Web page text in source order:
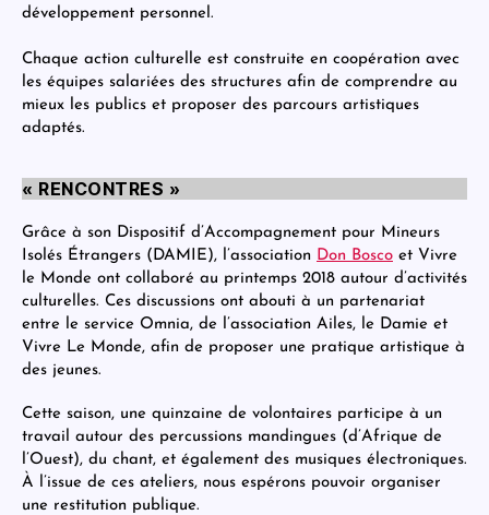
développement personnel.
Chaque action culturelle est construite en coopération avec
les équipes salariées des structures afin de comprendre au
mieux les publics et proposer des parcours artistiques
adaptés.
« RENCONTRES »
Grâce à son Dispositif d’Accompagnement pour Mineurs
Isolés Étrangers (DAMIE), l’association Don Bosco et Vivre
le Monde ont collaboré au printemps 2018 autour d’activités
culturelles. Ces discussions ont abouti à un partenariat
entre le service Omnia, de l’association Ailes, le Damie et
Vivre Le Monde, afin de proposer une pratique artistique à
des jeunes.
Cette saison, une quinzaine de volontaires participe à un
travail autour des percussions mandingues (d’Afrique de
l’Ouest), du chant, et également des musiques électroniques.
À l’issue de ces ateliers, nous espérons pouvoir organiser
une restitution publique.